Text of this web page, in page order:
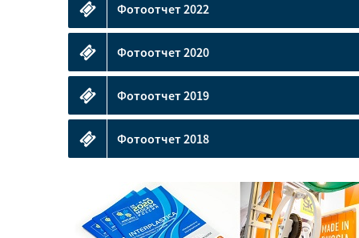
Фотоотчет 2022
Фотоотчет 2020
Фотоотчет 2019
Фотоотчет 2018